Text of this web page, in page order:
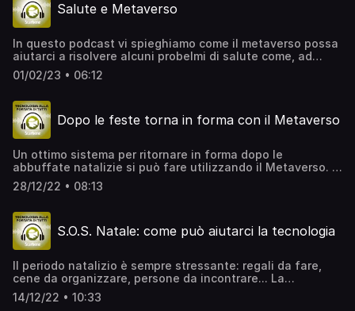
Salute e Metaverso
In questo podcast vi spieghiamo come il metaverso possa
aiutarci a risolvere alcuni probelmi di salute come, ad
esempio, la bulimia.www.starbene.it
01/02/23 • 06:12
Dopo le feste torna in forma con il Metaverso
Un ottimo sistema per ritornare in forma dopo le
abbuffate natalizie si può fare utilizzando il Metaverso. In
questo podcast vi diamo alcuni suggerimenti utili e il
nome di qualche App da utilizzare.www.starbene.it
28/12/22 • 08:13
S.O.S. Natale: come può aiutarci la tecnologia
Il periodo natalizio è sempre stressante: regali da fare,
cene da organizzare, persone da incontrare... La
tecnologia, però, può darci una mano. Oggi, in questo
podcast, vi raccontiamo come gli strumenti a nostra
14/12/22 • 10:33